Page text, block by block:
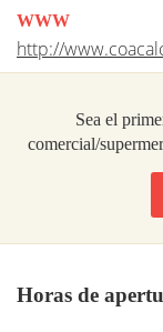
WWW
http://
Sea el
comercial/
Horas de